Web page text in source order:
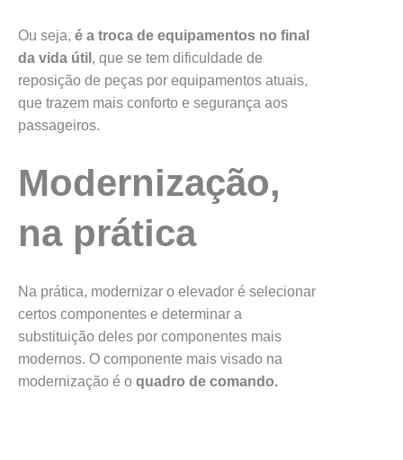
Ou seja, é a troca de equipamentos no final
da vida útil , que se tem dificuldade de
reposição de peças por equipamentos atuais,
que trazem mais conforto e segurança aos
passageiros.
Modernização,
na prática
Na prática, modernizar o elevador é selecionar
certos componentes e determinar a
substituição deles por componentes mais
modernos. O componente mais visado na
modernização é o quadro de comando.